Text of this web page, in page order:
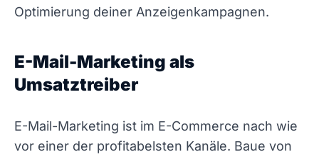
Optimierung deiner Anzeigenkampagnen.
E-Mail-Marketing als
Umsatztreiber
E-Mail-Marketing ist im E-Commerce nach wie
vor einer der profitabelsten Kanäle. Baue von